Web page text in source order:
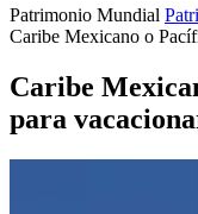
Patrimonio Mundial
Caribe Mexicano o
Caribe
para